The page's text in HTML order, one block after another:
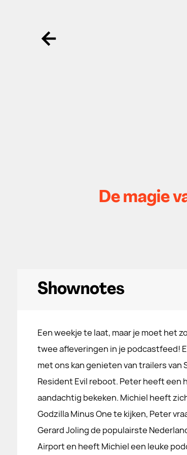
Ga terug
De magie
Shownotes
Een weekje te laat, maar je moet het
twee afleveringen in je podcastfeed!
met ons kan genieten van trailers van
Resident Evil reboot. Peter heeft een
aandachtig bekeken. Michiel heeft
Godzilla Minus One te kijken, Peter
Gerard Joling de populairste
Airport en heeft Michiel een leuke